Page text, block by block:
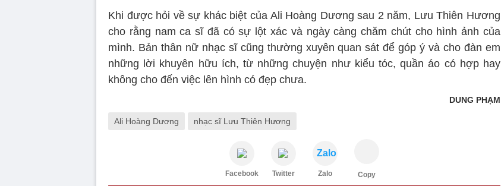
Khi được hỏi về sự khác biệt của Ali Hoàng Dương sau 2 năm, Lưu Thiên Hương
cho rằng nam ca sĩ đã có sự lột xác và ngày càng chăm chút cho hình ảnh của
mình. Bản thân nữ nhạc sĩ cũng thường xuyên quan sát để góp ý và cho đàn em
những lời khuyên hữu ích, từ những chuyện như kiểu tóc, quần áo có hợp hay
không cho đến việc lên hình có đẹp chưa.
DUNG PHẠM
Ali Hoàng Dương nhạc sĩ Lưu Thiên Hương
Facebook Twitter
Zalo
Zalo Copy